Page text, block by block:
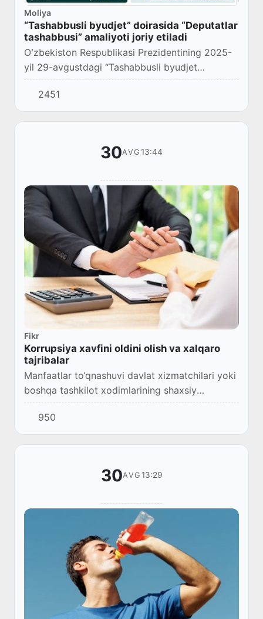
Moliya
“Tashabbusli byudjet” doirasida “Deputatlar
tashabbusi” amaliyoti joriy etiladi
Oʻzbekiston Respublikasi Prezidentining 2025-
yil 29-avgustdagi “Tashabbusli byudjet
jarayonlarini takomillashtirish doirasida xalq
vakillari va saylovchilar oʻrtasida hamkorlikni k...
2451
30AVG 13:44
Fikr
Korrupsiya xavfini oldini olish va xalqaro
tajribalar
Manfaatlar to‘qnashuvi davlat xizmatchilari yoki
boshqa tashkilot xodimlarining shaxsiy
manfaatlari bilan davlat yoki tashkilot
manfaatlarining bir-biriga qarshi kelishi holatini
a...
950
30AVG 13:29